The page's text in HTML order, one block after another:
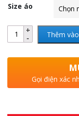
Size áo
Thêm
Gọi điện xác